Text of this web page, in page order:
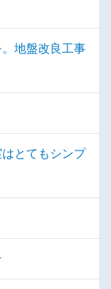
地盤改良工事
とてもシンプ